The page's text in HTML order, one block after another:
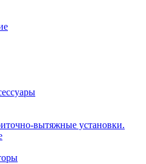
вытяжные установки.